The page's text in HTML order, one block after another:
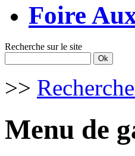
Foire
Recherche sur le site
>>
Menu de